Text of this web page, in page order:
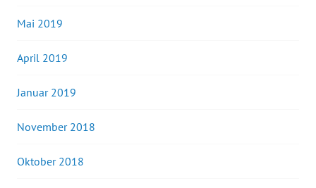
Mai 2019
April 2019
Januar 2019
November 2018
Oktober 2018